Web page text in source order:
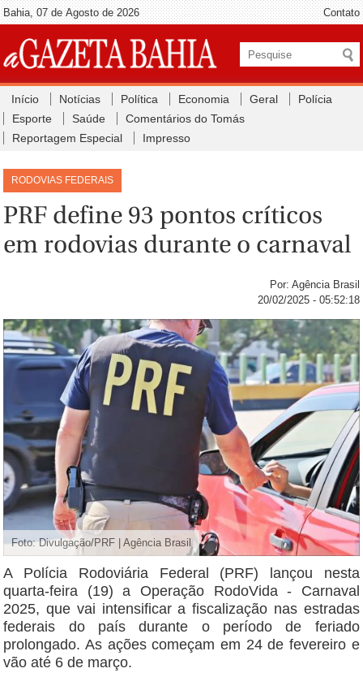
Bahia, 07 de Agosto de 2026 Contato
Início Notícias Política Economia Geral
Polícia
Esporte
Saúde
Comentários do Tomás
Reportagem Especial
Impresso
RODOVIAS FEDERAIS
PRF define 93 pontos críticos
em rodovias durante o carnaval
Por: Agência Brasil
20/02/2025 - 05:52:18
Foto: Divulgação/PRF | Agência Brasil
A Polícia Rodoviária Federal (PRF) lançou nesta
quarta-feira (19) a Operação RodoVida - Carnaval
2025, que vai intensificar a fiscalização nas estradas
federais do país durante o período de feriado
prolongado. As ações começam em 24 de fevereiro e
vão até 6 de março.